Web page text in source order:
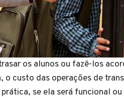
os alunos ou fazê-los
o custo das operações de
se ela será funcional ou